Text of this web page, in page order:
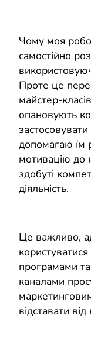
Чому моя
самостійно
Проте це
майстер-
опановують
допомагаю їм
мотивацію до
здобуті
діяльність.
Це важливо,
програмами
каналами
відставати